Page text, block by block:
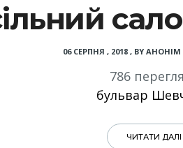
06 СЕРПНЯ , 2018 , BY АНОНІМ
786
бульвар
ЧИТАТИ ДАЛІ